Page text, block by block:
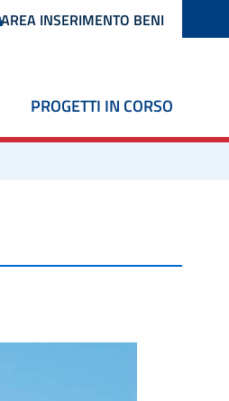
AREA INSERIMENTO BENI
PROGETTI IN CORSO